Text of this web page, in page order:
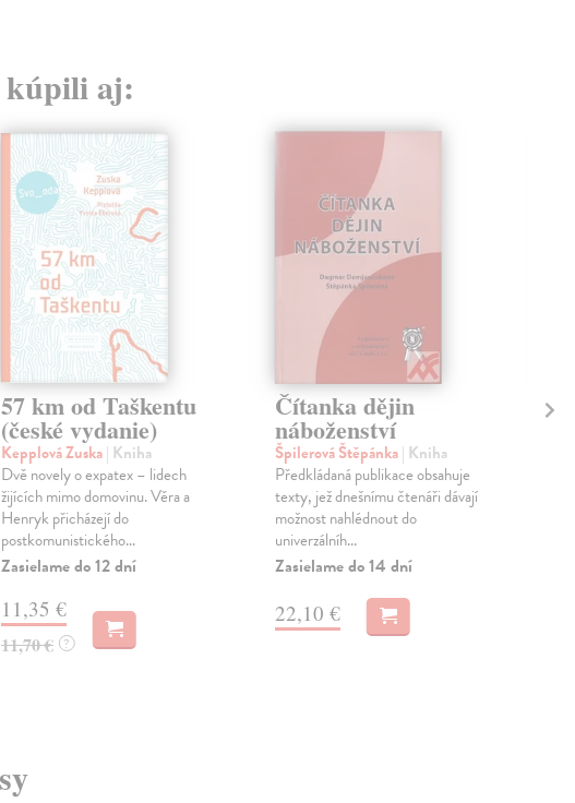
kúpili aj:
57 km od Taškentu
(české vydanie)
Kepplová Zuska| Kniha
Dvě novely o expatex – lidech
žijících mimo domovinu. Věra a
Henryk přicházejí do
postkomunistického...
Zasielame do 12 dní
11,35 €
11,70 € ?
Čítanka dějin
náboženství
Špilerová Štěpánka| Kniha
Předkládaná publikace obsahuje
texty, jež dnešnímu čtenáři dávají
možnost nahlédnout do
univerzálníh...
Zasielame do 14 dní
22,10 €